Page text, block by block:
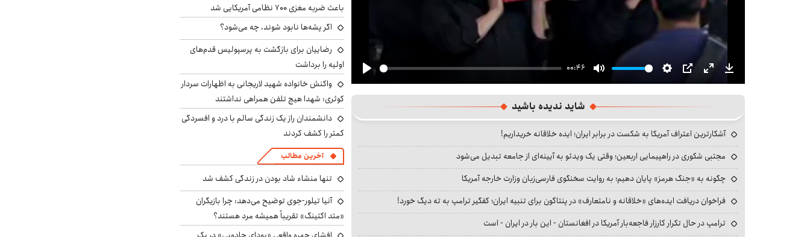
Play
00:46
Mute Settings
PIP Enter
fullscreen
Download
شاید ندیده باشید
آشکارترین اعتراف آمریکا به شکست در برابر ایران؛ ایده خلاقانه خریداریم!
مجتبی شکوری در راهپیمایی اربعین؛ وقتی یک ویدئو به آیینه‌ای از جامعه تبدیل می‌شود
چگونه به «جنگ هرمز» پایان دهیم؛ به روایت سخنگوی فارسی‌زبان وزارت خارجه آمریکا
فراخوان دریافت ایده‌های «خلاقانه و نامتعارف» در پنتاگون برای تنبیه ایران؛ کفگیر ترامپ به ته دیگ خورد!
ترامپ در حال تکرار کارزار فاجعه‌بار آمریکا در افغانستان - این بار در ایران - است
باعث ضربه مغزی ۷۰۰ نظامی آمریکایی شد
اگر پشه‌ها نابود شوند، چه می‌شود؟
رضاییان برای بازگشت به پرسپولیس قدم‌های
اولیه را برداشت
واکنش خانواده شهید لاریجانی به اظهارات سردار
کوثری: شهدا هیچ تلفن همراهی نداشتند
دانشمندان راز یک زندگی سالم با درد و افسردگی
کمتر را کشف کردند
آخرین مطالب
تنها منشاء شاد بودن در زندگی کشف شد
آنیا تیلور-جوی توضیح می‌دهد: چرا بازیگران
«متد اکتینگ» تقریباً همیشه مرد هستند؟